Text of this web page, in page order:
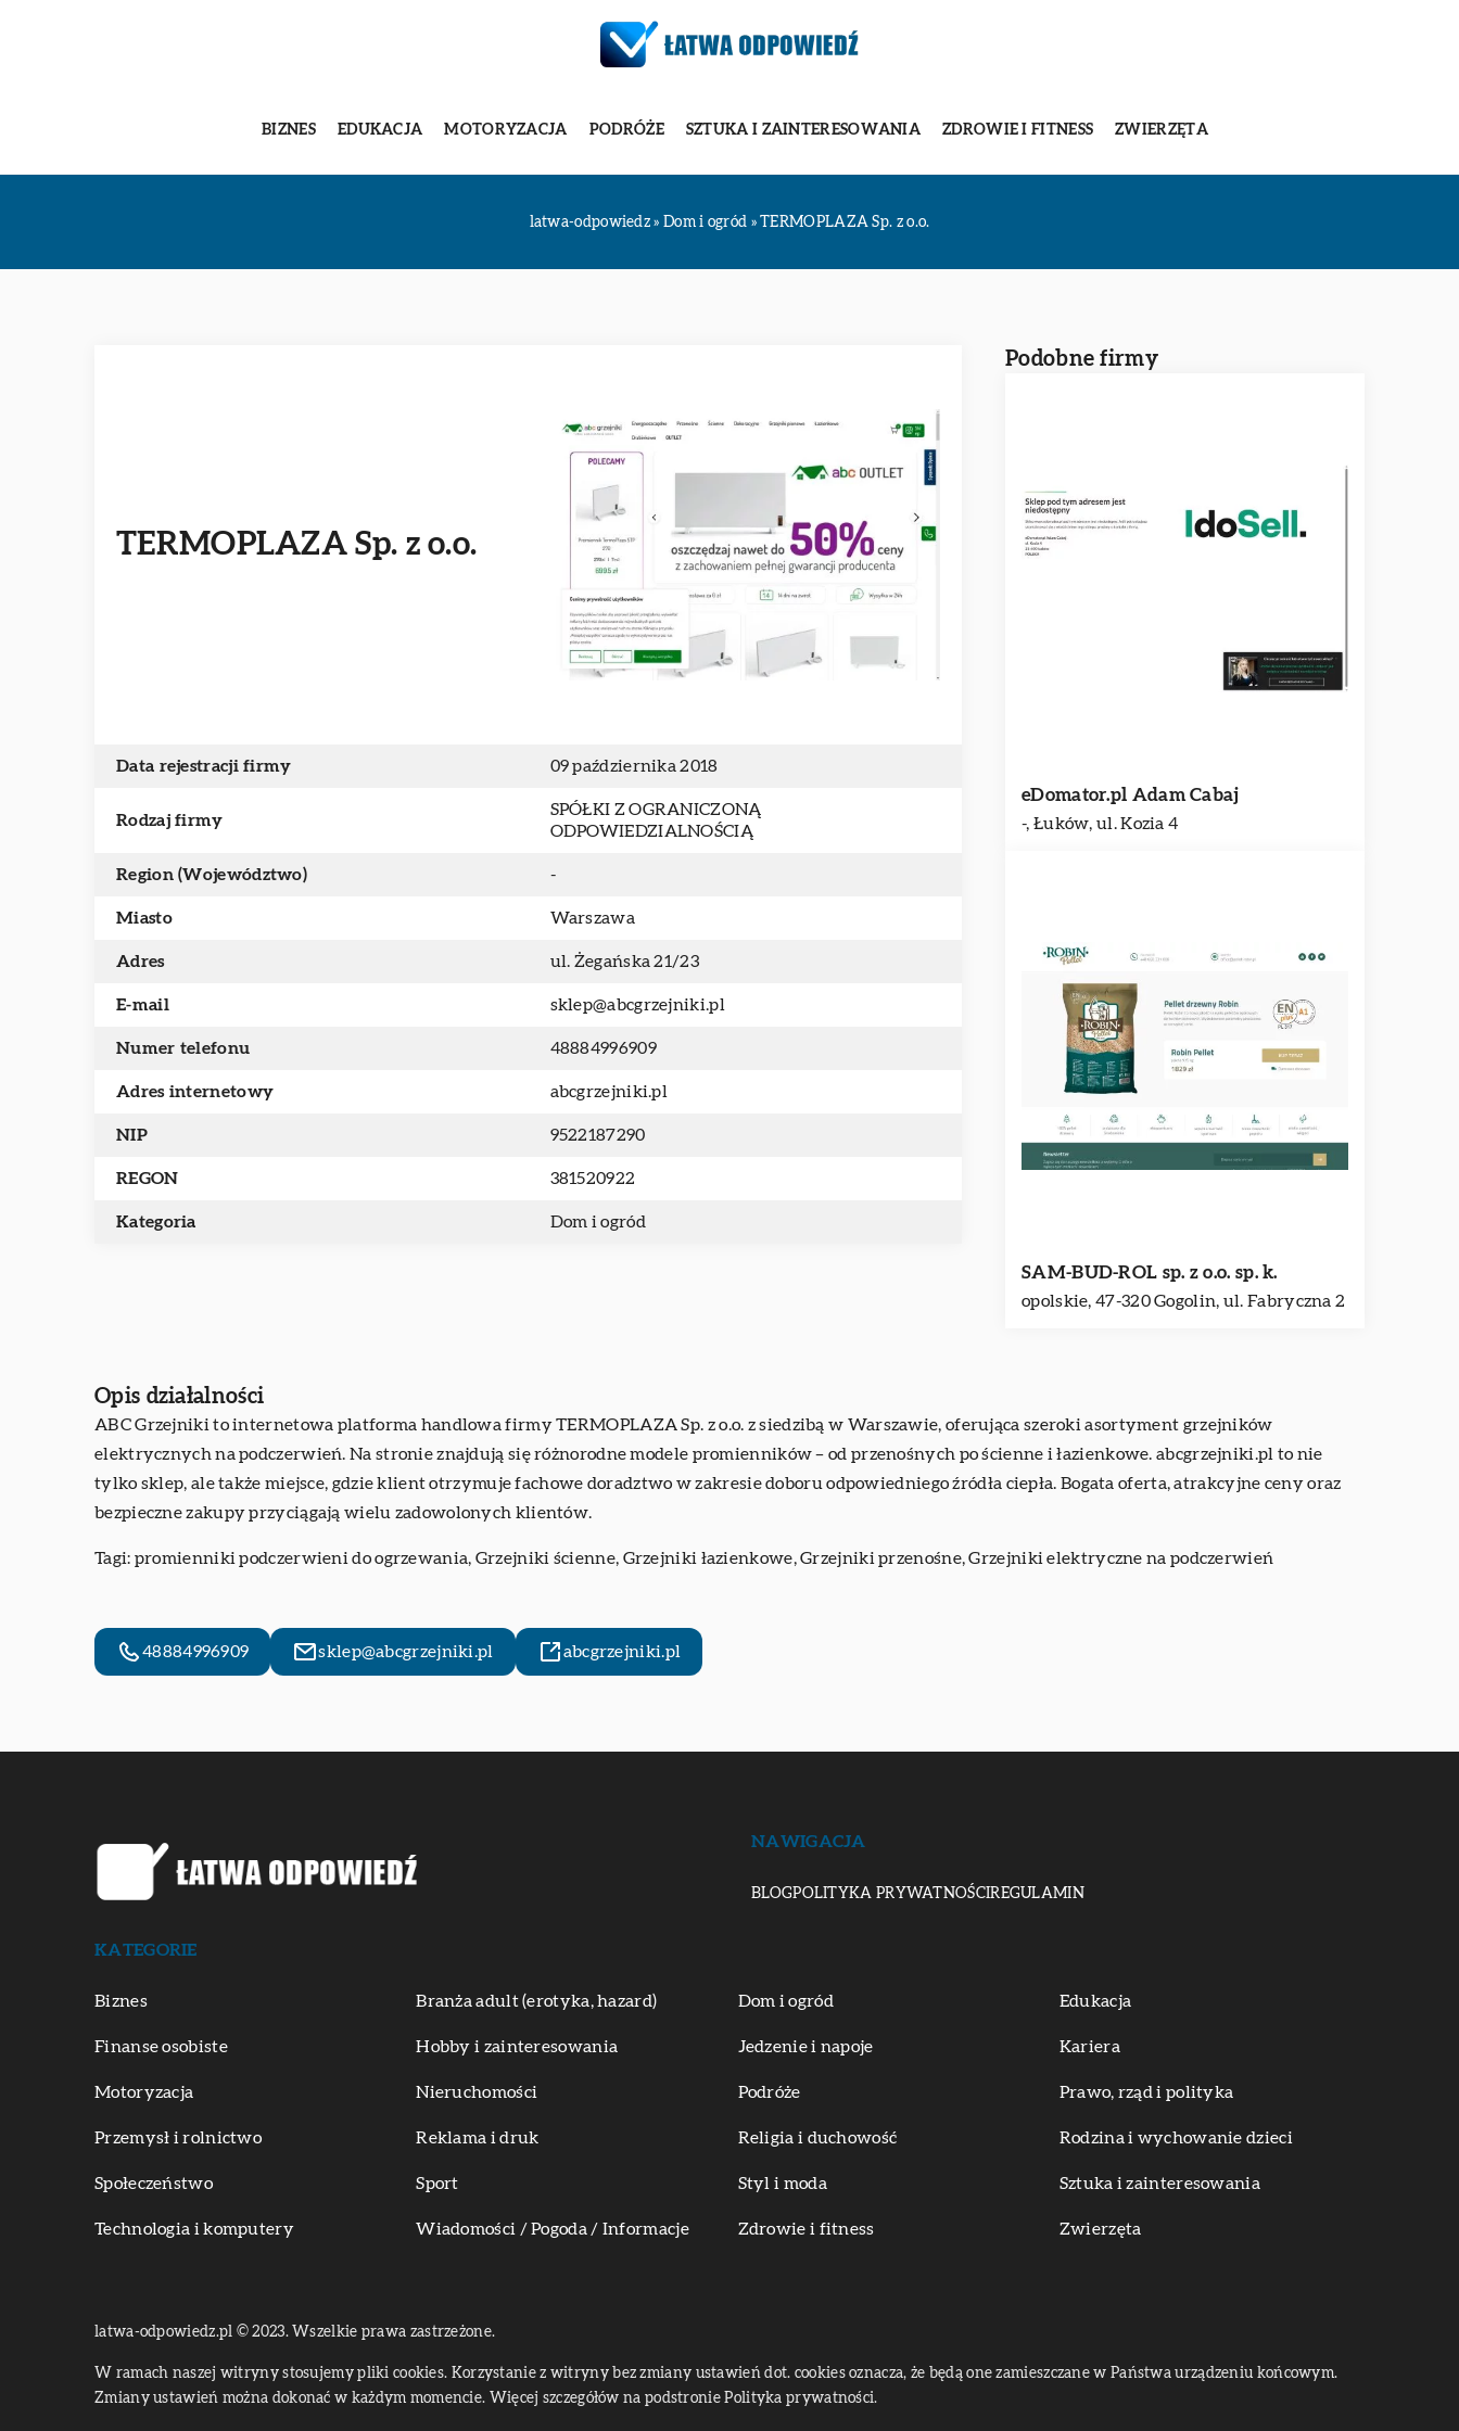
BIZNES EDUKACJA MOTORYZACJA PODRÓŻE SZTUKA I ZAINTERESOWANIA ZDROWIE I FITNESS ZWIERZĘTA
latwa-odpowiedz » Dom i ogród »TERMOPLAZA Sp. z o.o.
TERMOPLAZA Sp. z o.o.
Data rejestracji firmy 09 października 2018
Rodzaj firmy
SPÓŁKI Z OGRANICZONĄ
ODPOWIEDZIALNOŚCIĄ
Region (Województwo) -
Miasto Warszawa
Adres ul. Żegańska 21/23
E-mail sklep@abcgrzejniki.pl
Numer telefonu 48884996909
Adres internetowy abcgrzejniki.pl
NIP 9522187290
REGON 381520922
Kategoria Dom i ogród
Podobne firmy
eDomator.pl Adam Cabaj
-, Łuków, ul. Kozia 4
SAM-BUD-ROL sp. z o.o. sp. k.
opolskie, 47-320 Gogolin, ul. Fabryczna 2
Opis działalności
ABC Grzejniki to internetowa platforma handlowa firmy TERMOPLAZA Sp. z o.o. z siedzibą w Warszawie, oferująca szeroki asortyment grzejników
elektrycznych na podczerwień. Na stronie znajdują się różnorodne modele promienników – od przenośnych po ścienne i łazienkowe. abcgrzejniki.pl to nie
tylko sklep, ale także miejsce, gdzie klient otrzymuje fachowe doradztwo w zakresie doboru odpowiedniego źródła ciepła. Bogata oferta, atrakcyjne ceny oraz
bezpieczne zakupy przyciągają wielu zadowolonych klientów.
Tagi: promienniki podczerwieni do ogrzewania, Grzejniki ścienne, Grzejniki łazienkowe, Grzejniki przenośne, Grzejniki elektryczne na podczerwień
48884996909 sklep@abcgrzejniki.pl abcgrzejniki.pl
NAWIGACJA
BLOGPOLITYKA PRYWATNOŚCIREGULAMIN
KATEGORIE
Biznes Branża adult (erotyka, hazard) Dom i ogród Edukacja
Finanse osobiste Hobby i zainteresowania Jedzenie i napoje Kariera
Motoryzacja Nieruchomości Podróże Prawo, rząd i polityka
Przemysł i rolnictwo Reklama i druk Religia i duchowość Rodzina i wychowanie dzieci
Społeczeństwo Sport Styl i moda Sztuka i zainteresowania
Technologia i komputery Wiadomości / Pogoda / Informacje Zdrowie i fitness Zwierzęta
latwa-odpowiedz.pl © 2023. Wszelkie prawa zastrzeżone.
W ramach naszej witryny stosujemy pliki cookies. Korzystanie z witryny bez zmiany ustawień dot. cookies oznacza, że będą one zamieszczane w Państwa urządzeniu końcowym.
Zmiany ustawień można dokonać w każdym momencie. Więcej szczegółów na podstroniePolityka prywatności.